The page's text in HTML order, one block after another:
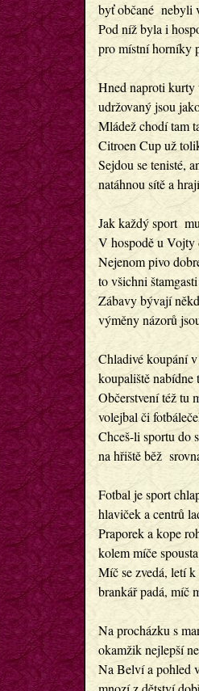
byť občané  nebyli
Pod níž byla i
pro místní horníky
Hned naproti kurty
udržovaný jsou
Mládež chodí tam
Citroen Cup už
Sejdou se tenisté,
natáhnou sítě a
Jak každý sport
V hospodě u Vojty
Nejenom pivo
to všichni
Zábavy bývají
výměny názorů
Chladivé koupání
koupaliště nabídne
Občerstvení též tu
volejbal či
Chceš-li sportu do
na hřiště běž
Fotbal je sport
hlaviček a centrů
Praporek a kope
kolem míče
Míč se zvedá, letí k
brankář padá, míč
Na procházku s
okamžik nejlepší
Na Belví a pohled